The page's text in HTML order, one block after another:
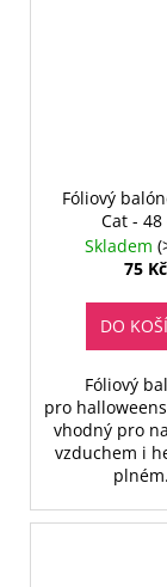
Fóliový
Cat - 48
Skladem
75 Kč
DO
Fóliový
pro
vhodný pro
vzduchem i